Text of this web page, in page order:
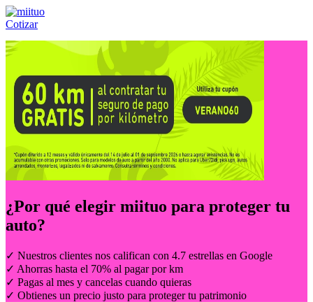
Cotizar
Llámanos al:(55) 84-21-05-00 ó
¿Por qué elegir miituo para proteger tu
auto?
✓ Nuestros clientes nos califican con 4.7 estrellas en Google
✓ Ahorras hasta el 70% al pagar por km
✓ Pagas al mes y cancelas cuando quieras
✓ Obtienes un precio justo para proteger tu patrimonio